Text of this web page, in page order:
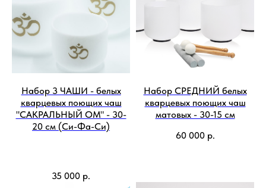
Набор 3 ЧАШИ - белых
кварцевых поющих чаш
"САКРАЛЬНЫЙ ОМ" - 30-
20 см (Си-Фа-Си)
35 000 р.
Набор СРЕДНИЙ белых
кварцевых поющих чаш
матовых - 30-15 см
60 000 р.